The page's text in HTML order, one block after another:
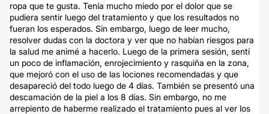
ropa que te gusta. Tenía mucho miedo por el dolor que se
pudiera sentir luego del tratamiento y que los resultados no
fueran los esperados. Sin embargo, luego de leer mucho,
resolver dudas con la doctora y ver que no habían riesgos para
la salud me animé a hacerlo. Luego de la primera sesión, sentí
un poco de inflamación, enrojecimiento y rasquiña en la zona,
que mejoró con el uso de las lociones recomendadas y que
desapareció del todo luego de 4 días. También se presentó una
descamación de la piel a los 8 días. Sin embargo, no me
arrepiento de haberme realizado el tratamiento pues al ver los